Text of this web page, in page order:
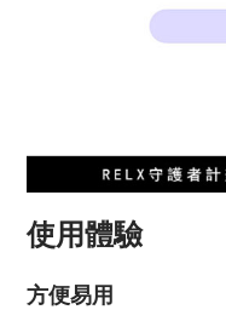
使用體驗
方便易用